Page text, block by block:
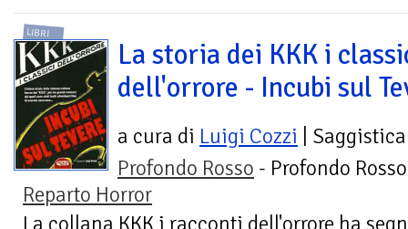
LIBRI
La storia dei KKK i
dell'orrore - Incubi sul
a cura di Luigi Cozzi | Saggistica
Profondo Rosso - Profondo
Reparto Horror